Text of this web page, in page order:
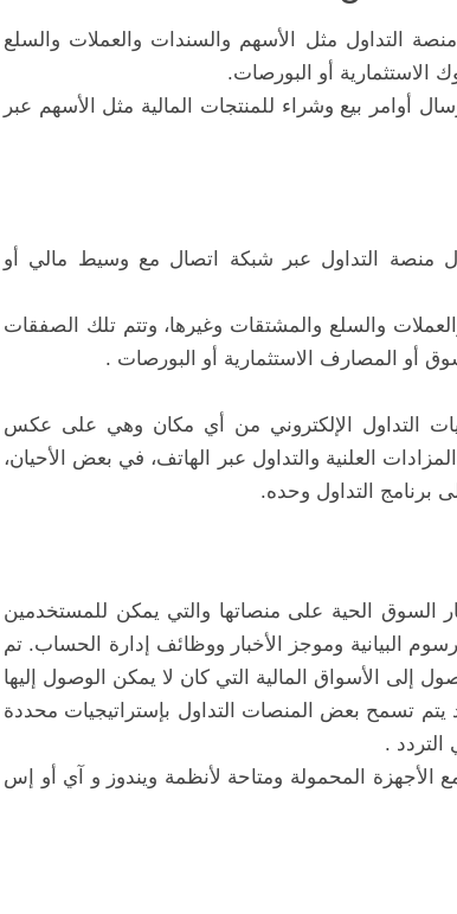
التداول مثل الأسهم والسندات والعملات والسلع
الاستثمارية أو البورصات.
أوامر بيع وشراء للمنتجات المالية مثل الأسهم عبر
منصة التداول عبر شبكة اتصال مع وسيط مالي أو
والسلع والمشتقات وغيرها، وتتم تلك الصفقات
أو المصارف الاستثمارية أو البورصات .
التداول الإلكتروني من أي مكان وهي على عكس
العلنية والتداول عبر الهاتف، في بعض الأحيان،
برنامج التداول وحده.
السوق الحية على منصاتها والتي يمكن للمستخدمين
البيانية وموجز الأخبار ووظائف إدارة الحساب. تم
الأسواق المالية التي كان لا يمكن الوصول إليها
يتم تسمح بعض المنصات التداول بإستراتيجيات محددة
التردد .
الأجهزة المحمولة ومتاحة لأنظمة ويندوز و آي أو إس